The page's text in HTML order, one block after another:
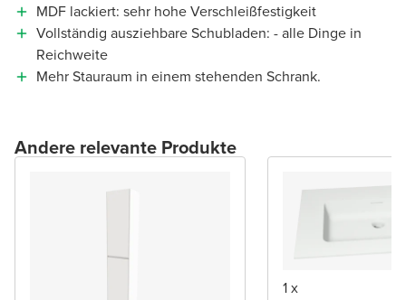
MDF lackiert: sehr hohe Verschleißfestigkeit
Vollständig ausziehbare Schubladen: - alle Dinge in
Reichweite
Mehr Stauraum in einem stehenden Schrank.
Andere relevante Produkte
1 x